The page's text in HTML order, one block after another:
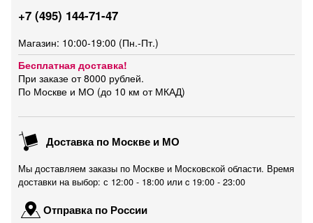
+7 (495) 144-71-47
Магазин: 10:00-19:00 (Пн.-Пт.)
Бесплатная доставка!
При заказе от 8000 рублей.
По Москве и МО (до 10 км от МКАД)
Доставка по Москве и МО
Мы доставляем заказы по Москве и Московской области. Время
доставки на выбор: с 12:00 - 18:00 или c 19:00 - 23:00
Отправка по России